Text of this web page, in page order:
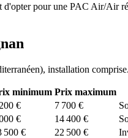
pour une PAC Air/Air
), installation
minimum Prix maximum
€ 7 700 €
€ 14 400 €
500 € 22 500 €